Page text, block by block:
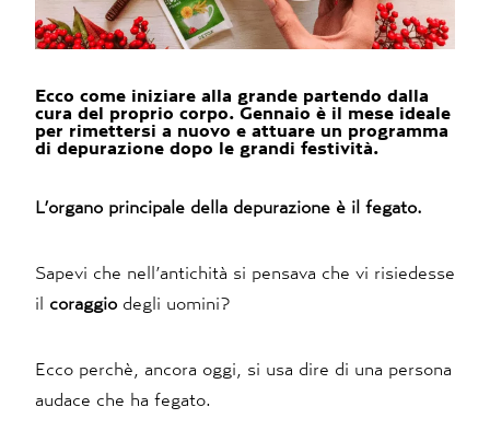
Ecco come iniziare alla grande partendo dalla
cura del proprio corpo. Gennaio è il mese ideale
per rimettersi a nuovo e attuare un programma
di depurazione dopo le grandi festività.
L’organo principale della depurazione è il fegato.
Sapevi che nell’antichità si pensava che vi risiedesse
il coraggio degli uomini?
Ecco perchè, ancora oggi, si usa dire di una persona
audace che ha fegato.